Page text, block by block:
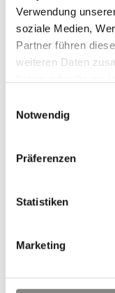
Verwendung
soziale Medien,
Partner führen
weiteren Daten
Notwendig
Präferenzen
Statistiken
Marketing
Mieterstrom realisiert
Gerne beraten wir
Mieterstrom.
Kontaktieren Sie
SCHATTENWERK